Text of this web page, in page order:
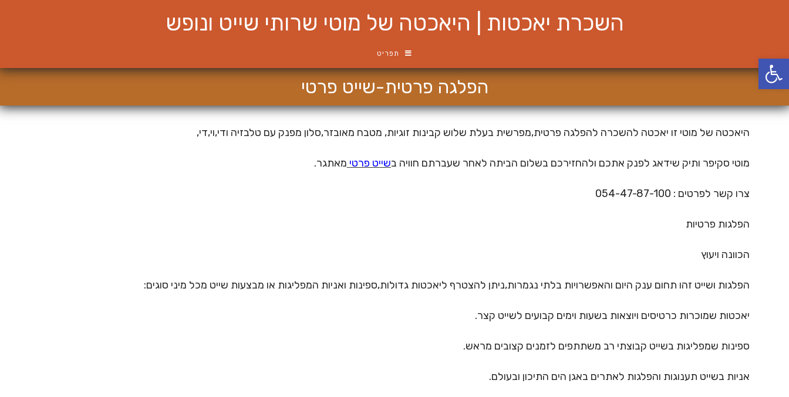
פתח סרגל נגישות
השכרת יאכטות | היאכטה של מוטי שרותי שייט ונופש
תפריט
הפלגה פרטית-שייט פרטי
היאכטה של מוטי זו יאכטה להשכרה להפלגה פרטית,מפרשית בעלת שלוש קבינות זוגיות, מטבח מאובזר,סלון מפנק עם טלבזיה ודי,וי,די,
מוטי סקיפר ותיק שידאג לפנק אתכם ולהחזירכם בשלום הביתה לאחר שעברתם חוויה בשייט פרטי מאתגר.
צרו קשר לפרטים : 054-47-87-100
הפלגות פרטיות
הכוונה ויעוץ
הפלגות ושייט זהו תחום ענק היום והאפשרויות בלתי נגמרות,ניתן להצטרף ליאכטות גדולות,ספינות ואניות המפליגות או מבצעות שייט מכל מיני סוגים:
יאכטות שמוכרות כרטיסים ויוצאות בשעות וימים קבועים לשייט קצר.
ספינות שמפליגות בשייט קבוצתי רב משתתפים לזמנים קצובים מראש.
אניות בשייט תענוגות והפלגות לאתרים באגן הים התיכון ובעולם.